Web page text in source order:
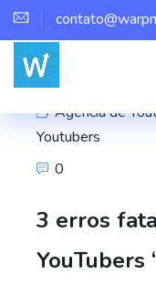
Agência de
Youtubers
0
3 erros
YouTubers